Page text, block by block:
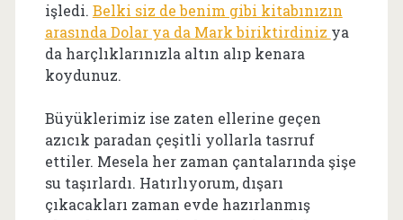
işledi. Belki siz de benim gibi kitabınızın
arasında Dolar ya da Mark biriktirdiniz ya
da harçlıklarınızla altın alıp kenara
koydunuz.
Büyüklerimiz ise zaten ellerine geçen
azıcık paradan çeşitli yollarla tasrruf
ettiler. Mesela her zaman çantalarında şişe
su taşırlardı. Hatırlıyorum, dışarı
çıkacakları zaman evde hazırlanmış